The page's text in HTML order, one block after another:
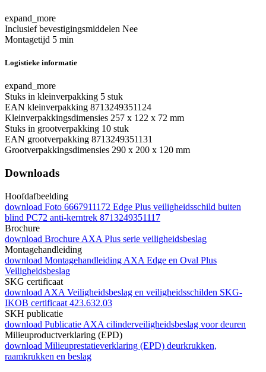
expand_more
Inclusief bevestigingsmiddelen Nee
Montagetijd 5 min
Logistieke informatie
expand_more
Stuks in kleinverpakking 5 stuk
EAN kleinverpakking 8713249351124
Kleinverpakkingsdimensies 257 x 122 x 72 mm
Stuks in grootverpakking 10 stuk
EAN grootverpakking 8713249351131
Grootverpakkingsdimensies 290 x 200 x 120 mm
Downloads
Hoofdafbeelding
download Foto 6667911172 Edge Plus veiligheidsschild buiten
blind PC72 anti-kerntrek 8713249351117
Brochure
download Brochure AXA Plus serie veiligheidsbeslag
Montagehandleiding
download Montagehandleiding AXA Edge en Oval Plus
Veiligheidsbeslag
SKG certificaat
download AXA Veiligheidsbeslag en veiligheidsschilden SKG-
IKOB certificaat 423.632.03
SKH publicatie
download Publicatie AXA cilinderveiligheidsbeslag voor deuren
Milieuproductverklaring (EPD)
download Milieuprestatieverklaring (EPD) deurkrukken,
raamkrukken en beslag